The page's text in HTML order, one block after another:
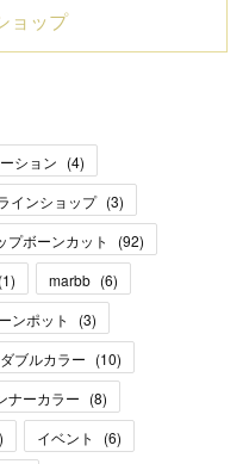
ョップ
ション (4)
インショップ (3)
プボーンカット (92)
(1) marbb (6)
ンポット (3)
ダブルカラー (10)
ナーカラー (8)
) イベント (6)